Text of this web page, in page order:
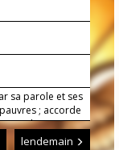
sa parole et ses
; accorde
seul cœur et
la grâce de
lendemain